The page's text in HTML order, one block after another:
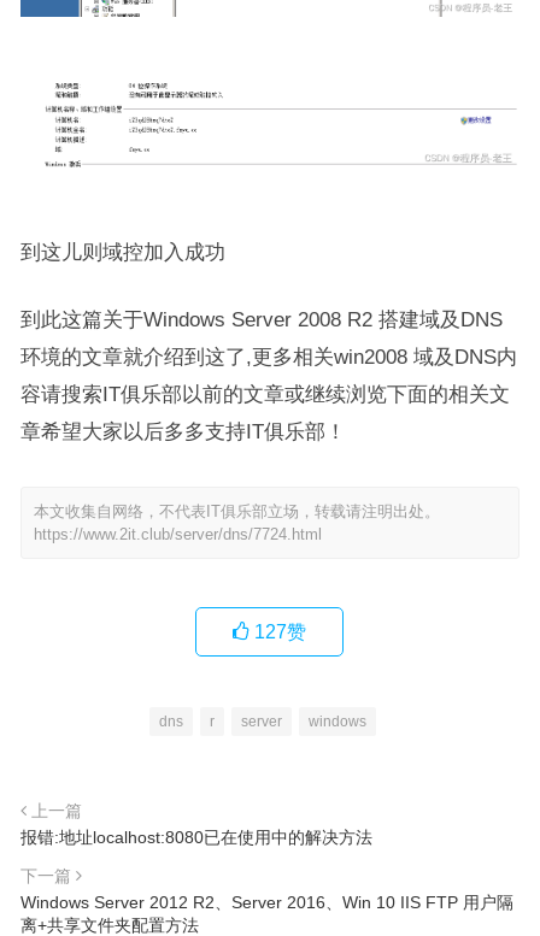
到这儿则域控加入成功
到此这篇关于Windows Server 2008 R2 搭建域及DNS
环境的文章就介绍到这了,更多相关win2008 域及DNS内
容请搜索IT俱乐部以前的文章或继续浏览下面的相关文
章希望大家以后多多支持IT俱乐部！
本文收集自网络，不代表IT俱乐部立场，转载请注明出处。
https://www.2it.club/server/dns/7724.html
127赞
dns r server windows
上一篇
报错:地址localhost:8080已在使用中的解决方法
下一篇
Windows Server 2012 R2、Server 2016、Win 10 IIS FTP 用户隔
离+共享文件夹配置方法